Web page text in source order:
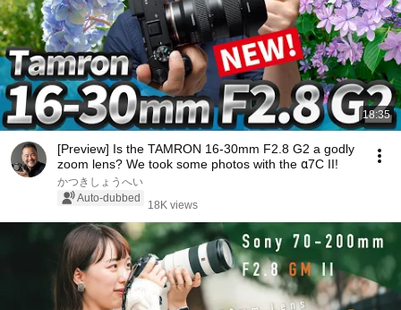
18:35
[Preview] Is the TAMRON 16-30mm F2.8 G2 a godly
zoom lens? We took some photos with the α7C II!
かつきしょうへい
Auto-dubbed
18K views